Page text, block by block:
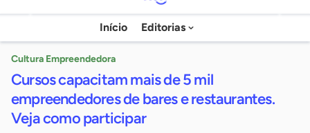
Agência
Sebrae
Notícias
Início Editorias
chave
Cultura Empreendedora
Cursos capacitam mais de 5 mil
empreendedores de bares e restaurantes.
Veja como participar